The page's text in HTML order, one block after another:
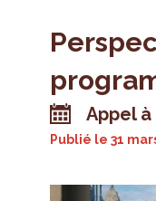
Appel
Publié le31